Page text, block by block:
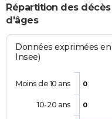
Répartition des décès
d'âges
Données exprimées
Insee)
0
0
Moins de 10 ans
10-20 ans